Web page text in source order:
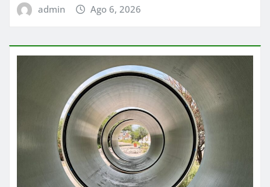
admin Ago 6, 2026